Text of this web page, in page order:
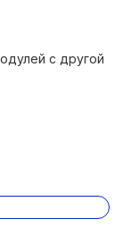
(до 2,9 часа).
для
с
и
с другой